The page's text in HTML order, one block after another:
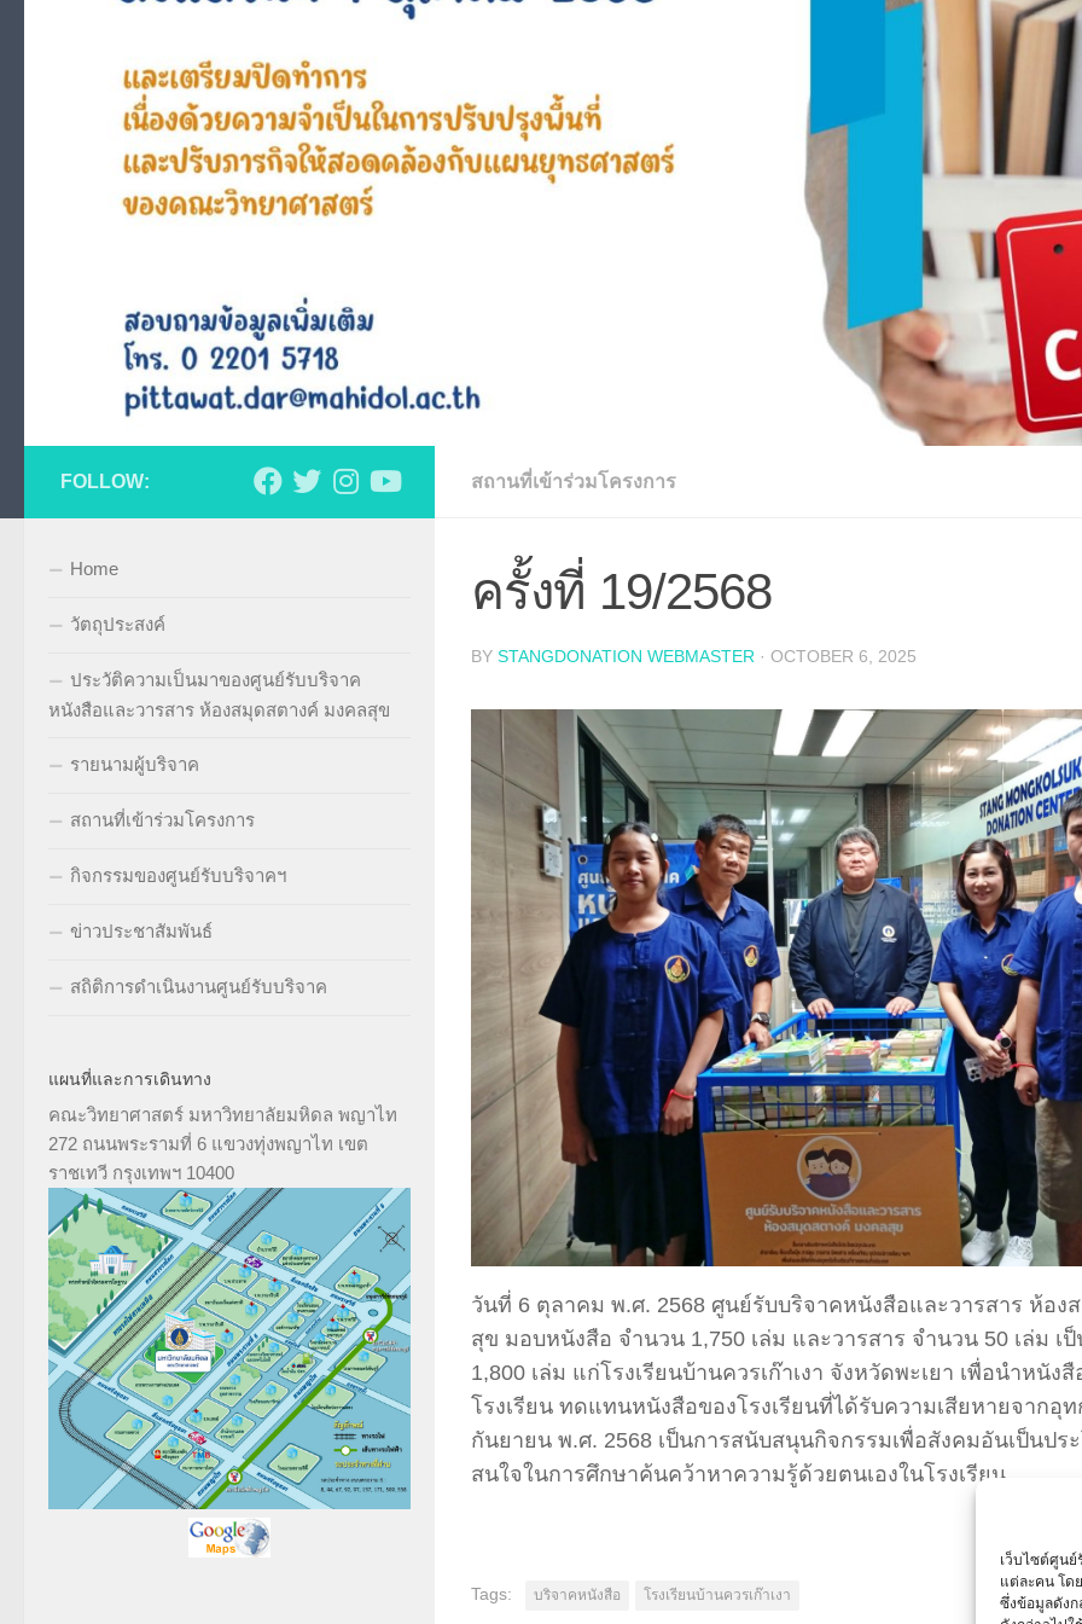
เว็บไซต์ศูนย์
แต่ละคน โด
ซึ่งข้อมูลดังก
สถานที่เข้าร่วมโครงการ
ครั้งที่ 19/2568
BY STANGDONATION WEBMASTER · OCTOBER 6, 2025
วันที่ 6 ตุลาคม พ.ศ. 2568 ศูนย์รับบริจาคหนังสือและวารสาร ห้อง
สุข มอบหนังสือ จำนวน 1,750 เล่ม และวารสาร จำนวน 50 เล่ม เ
1,800 เล่ม แก่โรงเรียนบ้านควรเก๊าเงา จังหวัดพะเยา เพื่อนำหนัง
โรงเรียน ทดแทนหนังสือของโรงเรียนที่ได้รับความเสียหายจากอุ
กันยายน พ.ศ. 2568 เป็นการสนับสนุนกิจกรรมเพื่อสังคมอันเป็นปร
สนใจในการศึกษาค้นคว้าหาความรู้ด้วยตนเองในโรงเรียน
Tags: บริจาคหนังสือ โรงเรียนบ้านควรเก๊าเงา
FOLLOW:
Home
วัตถุประสงค์
ประวัติความเป็นมาของศูนย์รับบริจาค
หนังสือและวารสาร ห้องสมุดสตางค์ มงคลสุข
รายนามผู้บริจาค
สถานที่เข้าร่วมโครงการ
กิจกรรมของศูนย์รับบริจาคฯ
ข่าวประชาสัมพันธ์
สถิติการดำเนินงานศูนย์รับบริจาค
แผนที่และการเดินทาง
คณะวิทยาศาสตร์ มหาวิทยาลัยมหิดล พญาไท
272 ถนนพระรามที่ 6 แขวงทุ่งพญาไท เขต
ราชเทวี กรุงเทพฯ 10400